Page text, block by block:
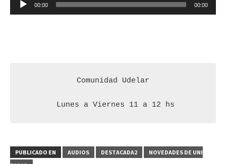
00:00 00:00
Comunidad Udelar
Lunes a Viernes 11 a 12 hs
PUBLICADO EN AUDIOS DESTACADA2
NOVEDADES DE UNI